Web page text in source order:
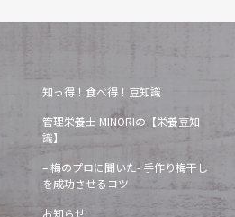
知っ得！食べ得！豆知識
管理栄養士 MINORIの【栄養豆知
識】
– 梅のプロに聞いた- 手作り梅干し
を成功させるコツ
お知らせ